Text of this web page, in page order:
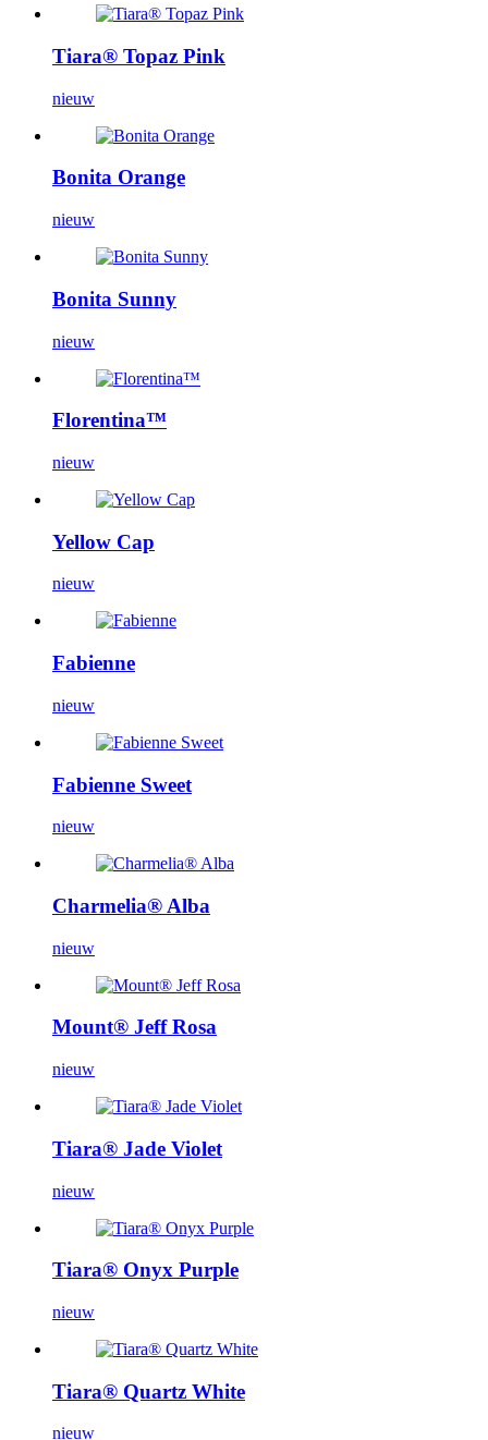
Tiara® Topaz Pink
nieuw
Bonita Orange
nieuw
Bonita Sunny
nieuw
Florentina™
nieuw
Yellow Cap
nieuw
Fabienne
nieuw
Fabienne Sweet
nieuw
Charmelia® Alba
nieuw
Mount® Jeff Rosa
nieuw
Tiara® Jade Violet
nieuw
Tiara® Onyx Purple
nieuw
Tiara® Quartz White
nieuw